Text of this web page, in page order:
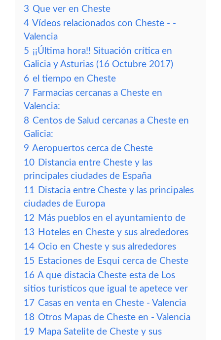
3 Que ver en Cheste
4 Vídeos relacionados con Cheste - -
Valencia
5 ¡¡Última hora!! Situación crítica en
Galicia y Asturias (16 Octubre 2017)
6 el tiempo en Cheste
7 Farmacias cercanas a Cheste en
Valencia:
8 Centos de Salud cercanas a Cheste en
Galicia:
9 Aeropuertos cerca de Cheste
10 Distancia entre Cheste y las
principales ciudades de España
11 Distacia entre Cheste y las principales
ciudades de Europa
12 Más pueblos en el ayuntamiento de
13 Hoteles en Cheste y sus alrededores
14 Ocio en Cheste y sus alrededores
15 Estaciones de Esqui cerca de Cheste
16 A que distacia Cheste esta de Los
sitios turisticos que igual te apetece ver
17 Casas en venta en Cheste - Valencia
18 Otros Mapas de Cheste en - Valencia
19 Mapa Satelite de Cheste y sus